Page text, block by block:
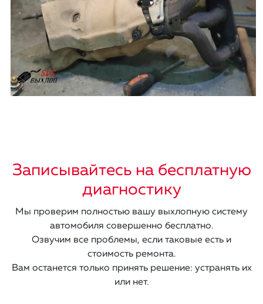
Записывайтесь на бесплатную
диагностику
Мы проверим полностью вашу выхлопную систему
автомобиля совершенно бесплатно.
Озвучим все проблемы, если таковые есть и
стоимость ремонта.
Вам останется только принять решение: устранять их
или нет.